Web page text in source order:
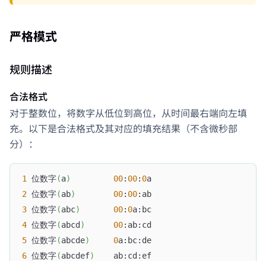
严格模式
规则描述
合法格式
对于整数位，将数字从低位到高位，从时间最右端向左填
充。以下是合法格式及其对应的填充结果（不含微秒部
分）：
1 位数字(a) 00: 00: 0a
2 位数字(ab) 00: 00:ab
3 位数字(abc) 00: 0a:bc
4 位数字(abcd ) 00:ab:cd
5 位数字(abcde) 0a:bc:de
6 位数字(abcdef)
    ab:cd:ef